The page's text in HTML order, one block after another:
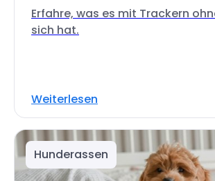
Erfahre, was es mit Trackern
sich hat.
Weiterlesen
Hunderassen